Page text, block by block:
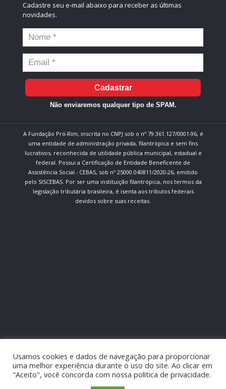
Cadastre seu e-mail abaixo para receber as últimas
novidades.
Cadastrar
Não enviaremos qualquer tipo de SPAM.
A Fundação Pró-Rim, inscrita no CNPJ sob o nº 79.361.127/0001-96, é
uma entidade de administração privada, filantrópica e sem fins
lucrativos, reconhecida de utilidade pública municipal, estadual e
federal. Possui a Certificação de Entidade Beneficente de
Assistência Social - CEBAS, sob nº 25000.040811/2020-26, emitido
pelo SISCEBAS. Por ser uma instituição filantrópica, nos termos da
legislação tributária brasileira, é isenta aos tributos federais
devidos sobre suas receitas.
Usamos cookies e dados de navegação para proporcionar
uma melhor experiência durante o uso do site. Ao clicar em
"Aceito", você concorda com nossa política de privacidade.